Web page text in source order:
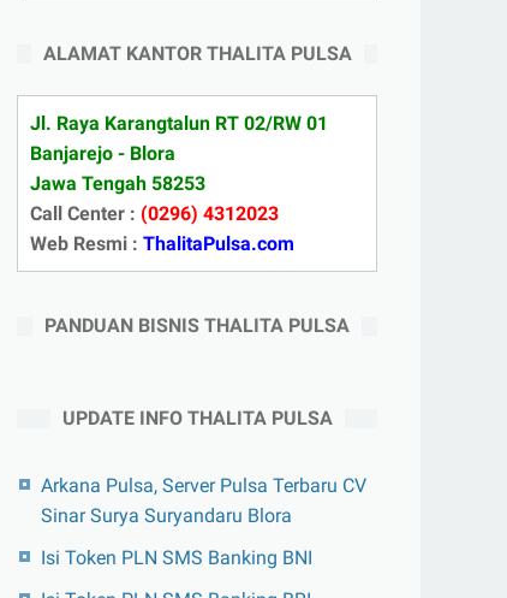
ALAMAT KANTOR THALITA PULSA
Jl. Raya Karangtalun RT 02/RW 01
Banjarejo - Blora
Jawa Tengah 58253
Call Center : (0296) 4312023
Web Resmi : ThalitaPulsa.com
PANDUAN BISNIS THALITA PULSA
UPDATE INFO THALITA PULSA
Arkana Pulsa, Server Pulsa Terbaru CV
Sinar Surya Suryandaru Blora
Isi Token PLN SMS Banking BNI